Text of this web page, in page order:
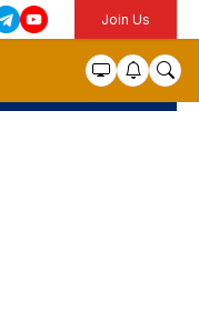
Join Us